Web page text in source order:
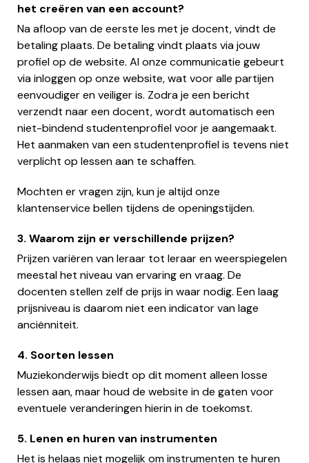
het creëren van een account?
Na afloop van de eerste les met je docent, vindt de
betaling plaats. De betaling vindt plaats via jouw
profiel op de website. Al onze communicatie gebeurt
via inloggen op onze website, wat voor alle partijen
eenvoudiger en veiliger is. Zodra je een bericht
verzendt naar een docent, wordt automatisch een
niet-bindend studentenprofiel voor je aangemaakt.
Het aanmaken van een studentenprofiel is tevens niet
verplicht op lessen aan te schaffen.
Mochten er vragen zijn, kun je altijd onze
klantenservice bellen tijdens de openingstijden.
3. Waarom zijn er verschillende prijzen?
Prijzen variëren van leraar tot leraar en weerspiegelen
meestal het niveau van ervaring en vraag. De
docenten stellen zelf de prijs in waar nodig. Een laag
prijsniveau is daarom niet een indicator van lage
anciënniteit.
4. Soorten lessen
Muziekonderwijs biedt op dit moment alleen losse
lessen aan, maar houd de website in de gaten voor
eventuele veranderingen hierin in de toekomst.
5. Lenen en huren van instrumenten
Het is helaas niet mogelijk om instrumenten te huren